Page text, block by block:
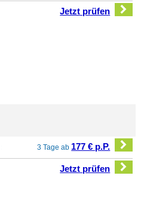
Jetzt prüfen
3 Tage ab 177 € p.P.
Jetzt prüfen